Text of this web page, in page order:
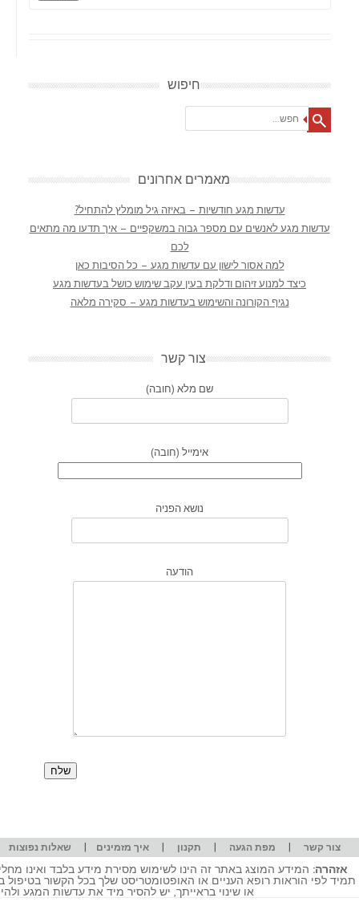
חיפוש
מאמרים אחרונים
עדשות מגע חודשיות – באיזה גיל מומלץ להתחיל?
עדשות מגע לאנשים עם מספר גבוה במשקפיים – איך תדעו מה מתאים
לכם
למה אסור לישון עם עדשות מגע – כל הסיבות כאן
כיצד למנוע זיהום ודלקת בעין עקב שימוש כושל בעדשות מגע
נגיף הקורונה והשימוש בעדשות מגע – סקירה מלאה
צור קשר
שם מלא (חובה)
אימייל (חובה)
נושא הפניה
הודעה
צור קשר | מפת הגעה | תקנון |איך מזמינים | שאלות נפוצות
אזהרה: המידע המוצג באתר זה הינו לשימוש מסירת מידע בלבד ואינו
תמיד לפי הוראות רופא העניים או האופטומטריסט שלך בכל הקשור
או שינוי בראייתך, יש להסיר מיד את עדשות המגע